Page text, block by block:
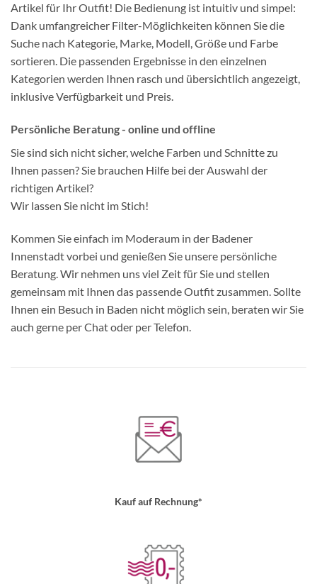
Artikel für Ihr Outfit! Die Bedienung ist intuitiv und simpel:
Dank umfangreicher Filter-Möglichkeiten können Sie die
Suche nach Kategorie, Marke, Modell, Größe und Farbe
sortieren. Die passenden Ergebnisse in den einzelnen
Kategorien werden Ihnen rasch und übersichtlich angezeigt,
inklusive Verfügbarkeit und Preis.
Persönliche Beratung - online und offline
Sie sind sich nicht sicher, welche Farben und Schnitte zu
Ihnen passen? Sie brauchen Hilfe bei der Auswahl der
richtigen Artikel?
Wir lassen Sie nicht im Stich!
Kommen Sie einfach im Moderaum in der Badener
Innenstadt vorbei und genießen Sie unsere persönliche
Beratung. Wir nehmen uns viel Zeit für Sie und stellen
gemeinsam mit Ihnen das passende Outfit zusammen. Sollte
Ihnen ein Besuch in Baden nicht möglich sein, beraten wir Sie
auch gerne per Chat oder per Telefon.
Kauf auf Rechnung*